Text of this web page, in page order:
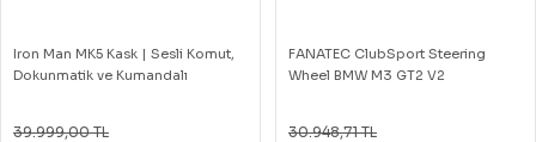
Iron Man MK5 Kask | Sesli Komut,
Dokunmatik ve Kumandalı
39.999,00 TL
FANATEC ClubSport Steering
Wheel BMW M3 GT2 V2
30.948,71 TL